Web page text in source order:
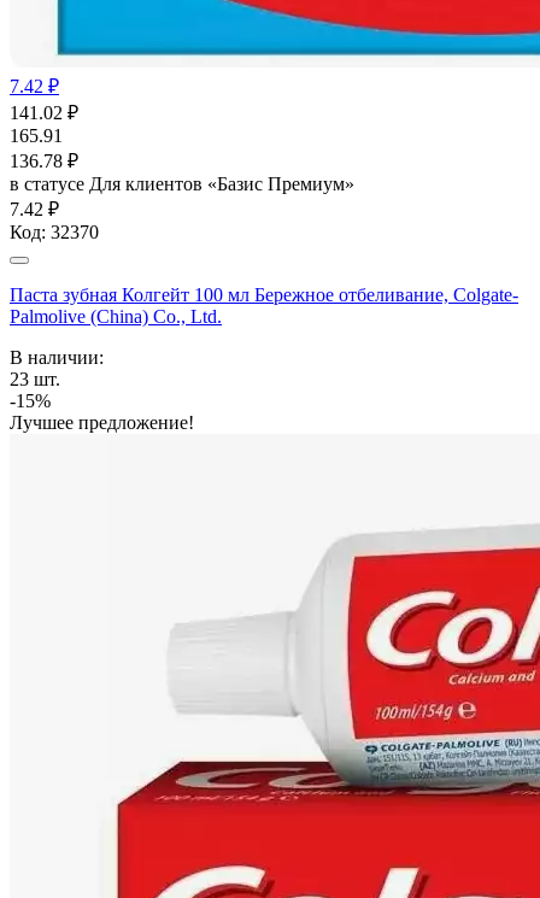
7.42 ₽
141.02 ₽
165.91
136.78 ₽
в статусе Для клиентов «Базис Премиум»
7.42 ₽
Код: 32370
Паста зубная Колгейт 100 мл Бережное отбеливание, Colgate-
Palmolive (China) Co., Ltd.
В наличии:
23 шт.
-15%
Лучшее предложение!